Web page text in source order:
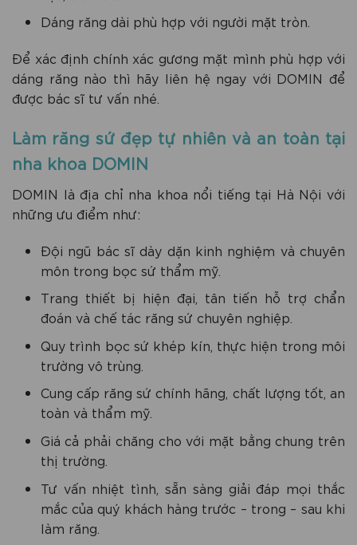
Dáng răng dài phù hợp với người mặt tròn.
Để xác định chính xác gương mặt mình phù hợp với
dáng răng nào thì hãy liên hệ ngay với DOMIN để
được bác sĩ tư vấn nhé.
Làm răng sứ đẹp tự nhiên và an toàn tại
nha khoa DOMIN
DOMIN là địa chỉ nha khoa nổi tiếng tại Hà Nội với
những ưu điểm như:
Đội ngũ bác sĩ dày dặn kinh nghiệm và chuyên
môn trong bọc sứ thẩm mỹ.
Trang thiết bị hiện đại, tân tiến hỗ trợ chẩn
đoán và chế tác răng sứ chuyên nghiệp.
Quy trình bọc sứ khép kín, thực hiện trong môi
trường vô trùng.
Cung cấp răng sứ chính hãng, chất lượng tốt, an
toàn và thẩm mỹ.
Giá cả phải chăng cho với mặt bằng chung trên
thị trường.
Tư vấn nhiệt tình, sẵn sàng giải đáp mọi thắc
mắc của quý khách hàng trước – trong – sau khi
làm răng.